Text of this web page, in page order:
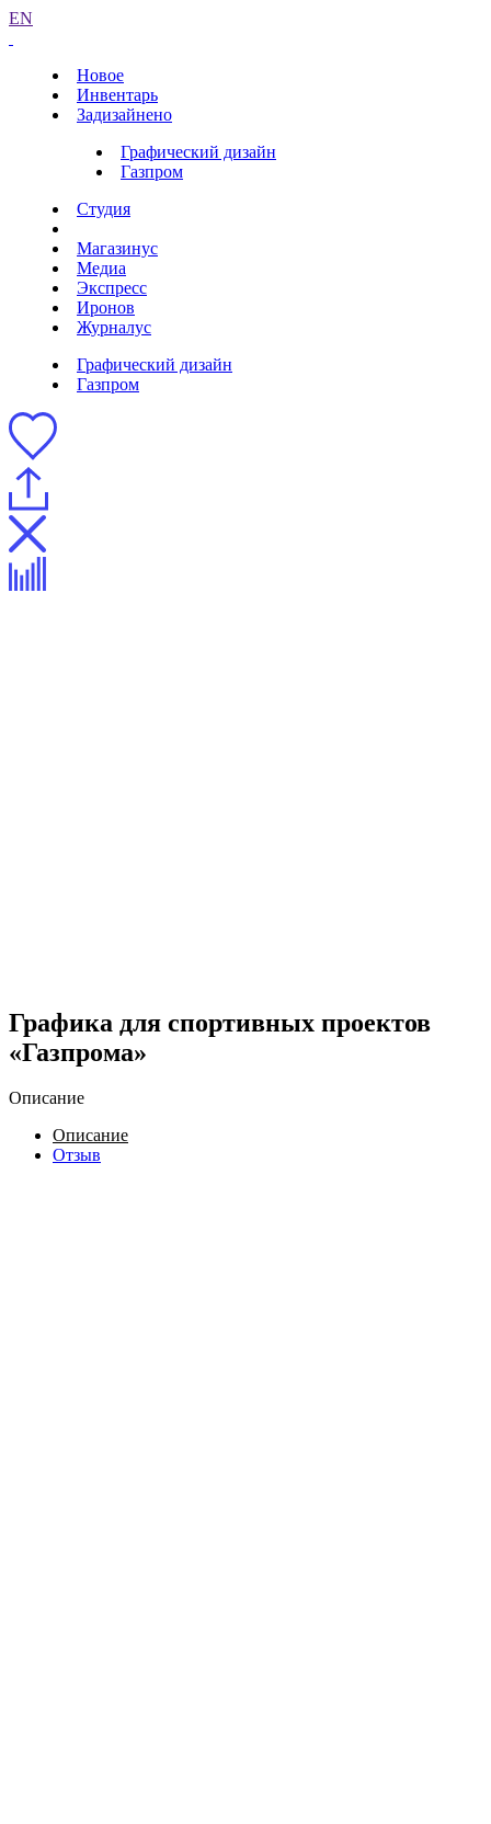
EN
Новое
Инвентарь
Задизайнено
Графический дизайн
Газпром
Студия
Магазинус
Медиа
Экспресс
Иронов
Журналус
Графический дизайн
Газпром
Графика для спортивных проектов
«Газпрома»
Описание
Описание
Отзыв